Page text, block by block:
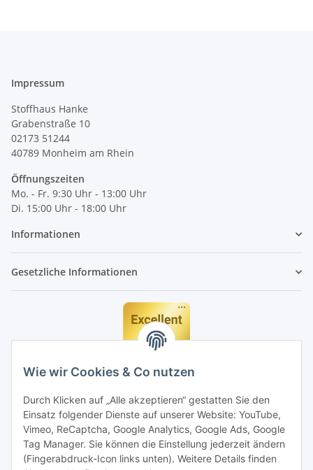
Wie wir Cookies & Co nutzen
Durch Klicken auf „Alle akzeptieren“ gestatten Sie den
Einsatz folgender Dienste auf unserer Website: YouTube,
Vimeo, ReCaptcha, Google Analytics, Google Ads, Google
Tag Manager. Sie können die Einstellung jederzeit ändern
(Fingerabdruck-Icon links unten). Weitere Details finden
Impressum
Stoffhaus Hanke
Grabenstraße 10
02173 51244
40789 Monheim am Rhein
Öffnungszeiten
Mo. - Fr. 9:30 Uhr - 13:00 Uhr
Di. 15:00 Uhr - 18:00 Uhr
Informationen
Gesetzliche Informationen